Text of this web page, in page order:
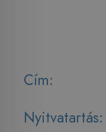
Cím:
Nyitvatartás: